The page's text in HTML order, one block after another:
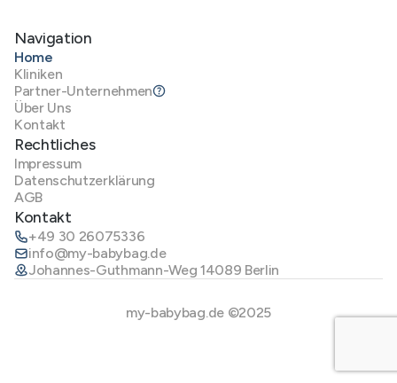
Navigation
Home
Kliniken
Partner-Unternehmen
Über Uns
Kontakt
Rechtliches
Impressum
Datenschutzerklärung
AGB
Kontakt
+49 30 26075336
info@my-babybag.de
Johannes-Guthmann-Weg 14089 Berlin
my-babybag.de ©2025